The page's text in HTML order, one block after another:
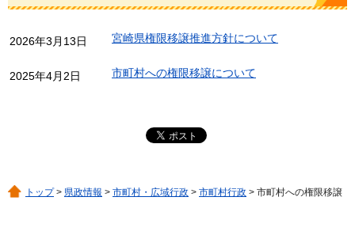
2026年3月13日 宮崎県権限移譲推進方針について
2025年4月2日 市町村への権限移譲について
トップ> 県政情報 > 市町村・広域行政 > 市町村行政 > 市町村への権限移譲